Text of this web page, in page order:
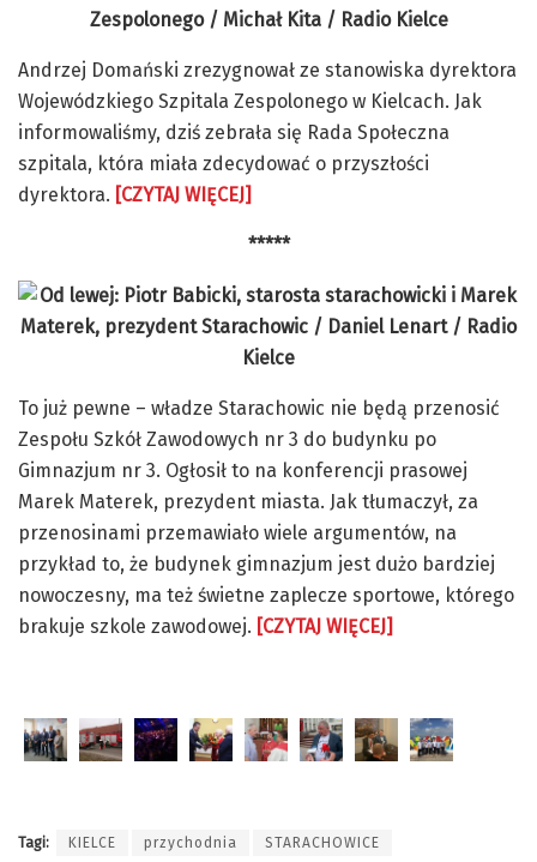
Andrzej Domański zrezygnował ze stanowiska dyrektora
Wojewódzkiego Szpitala Zespolonego w Kielcach. Jak
informowaliśmy, dziś zebrała się Rada Społeczna
szpitala, która miała zdecydować o przyszłości
dyrektora. [CZYTAJ WIĘCEJ]
*****
To już pewne – władze Starachowic nie będą przenosić
Zespołu Szkół Zawodowych nr 3 do budynku po
Gimnazjum nr 3. Ogłosił to na konferencji prasowej
Marek Materek, prezydent miasta. Jak tłumaczył, za
przenosinami przemawiało wiele argumentów, na
przykład to, że budynek gimnazjum jest dużo bardziej
nowoczesny, ma też świetne zaplecze sportowe, którego
brakuje szkole zawodowej. [CZYTAJ WIĘCEJ]
Tagi: KIELCE przychodnia STARACHOWICE